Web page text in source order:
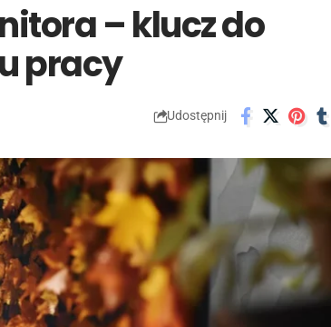
– klucz do
pracy
Udostępnij